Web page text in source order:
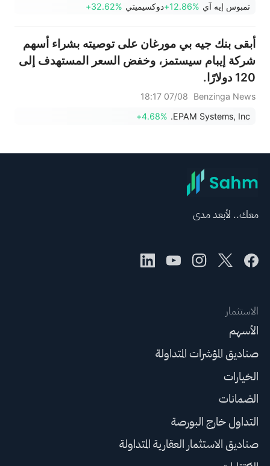
تمبوس إيه آي +12.86%دوكسيميتي +32.62%
أبقى بنك جيه بي مورغان على توصيته بشراء أسهم
شركة إيبام سيستمز، وخفض السعر المستهدف إلى
120 دولارًا.
Benzinga News
07/08 18:17
EPAM Systems, Inc.
+4.68%
معك.. لأبعد مدى
الاستثمار
الأسهم
صناديق المؤشرات المتداولة
الخيارات
الضمانات
التداول خارج البورصة
صناديق الاستثمار العقارية المتداولة